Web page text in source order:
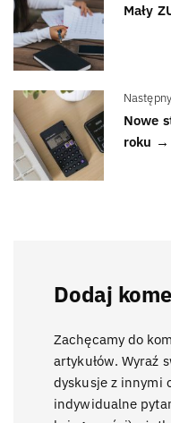
Mały
Nowe
roku →
Dodaj
Zachęcamy do
artykułów. Wyraź
dyskusje z innymi
indywidualne